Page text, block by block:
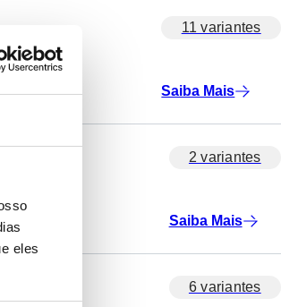
eles
11 variantes
Saiba Mais
2 variantes
Saiba Mais
6 variantes